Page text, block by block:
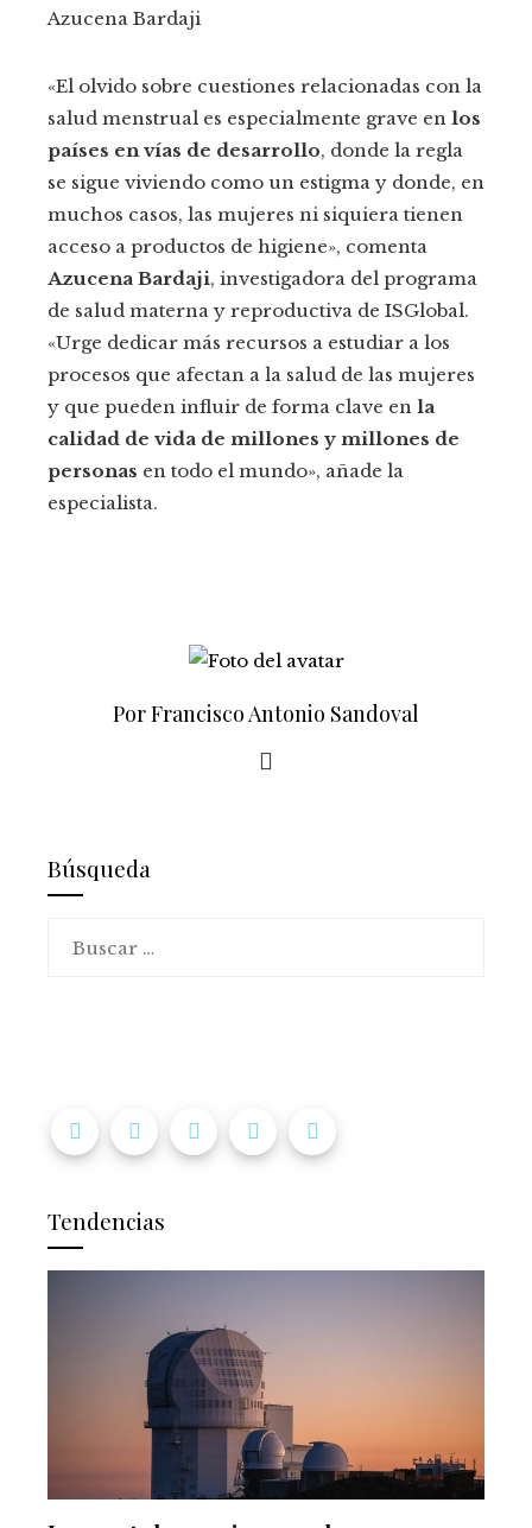
Azucena Bardaji
«El olvido sobre cuestiones relacionadas con la
salud menstrual es especialmente grave en los
países en vías de desarrollo, donde la regla
se sigue viviendo como un estigma y donde, en
muchos casos, las mujeres ni siquiera tienen
acceso a productos de higiene», comenta
Azucena Bardaji, investigadora del programa
de salud materna y reproductiva de ISGlobal.
«Urge dedicar más recursos a estudiar a los
procesos que afectan a la salud de las mujeres
y que pueden influir de forma clave en la
calidad de vida de millones y millones de
personas en todo el mundo», añade la
especialista.
Por Francisco Antonio Sandoval
Búsqueda
Tendencias